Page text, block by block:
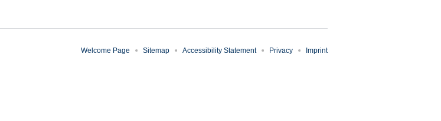
Welcome Page Sitemap Accessibility Statement Privacy Imprint